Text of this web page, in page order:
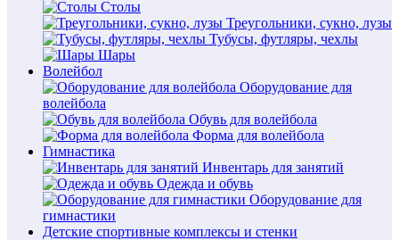
Столы
Треугольники, сукно, лузы
Тубусы, футляры, чехлы
Шары
Волейбол
Оборудование для
волейбола
Обувь для волейбола
Форма для волейбола
Гимнастика
Инвентарь для занятий
Одежда и обувь
Оборудование для
гимнастики
Детские спортивные комплексы и стенки